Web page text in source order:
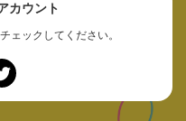
カウント
ェックしてください。